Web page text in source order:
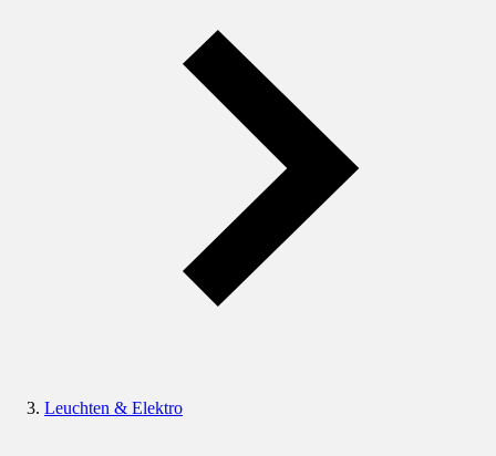
Leuchten & Elektro